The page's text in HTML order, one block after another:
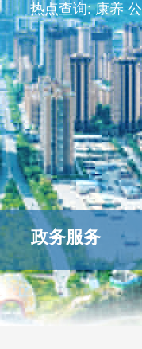
热点查询:康养
政务服务